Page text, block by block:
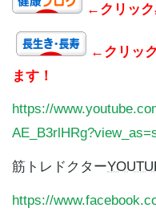
←クリック
←クリッ
ます！
https://
筋トレドクター
https://